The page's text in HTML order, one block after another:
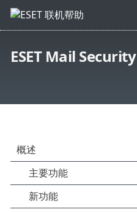
ESET Mail Security